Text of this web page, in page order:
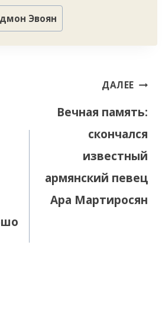
Эвоян
ДАЛЕЕ
Вечная память:
скончался
известный
армянский певец
Ара Мартиросян